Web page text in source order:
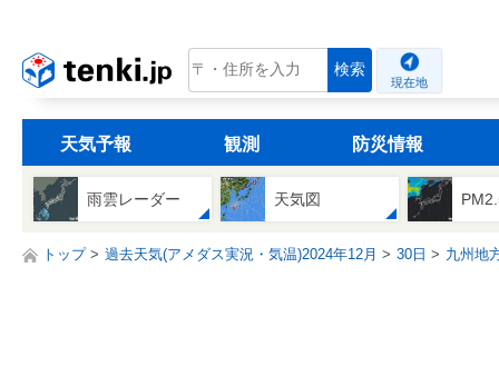
tenki.jp 検索
現在地
天気予報 観測 防災情報
雨雲レーダー 天気図
トップ 過去天気(アメダス実況・気温)2024年12月 30日 九州地